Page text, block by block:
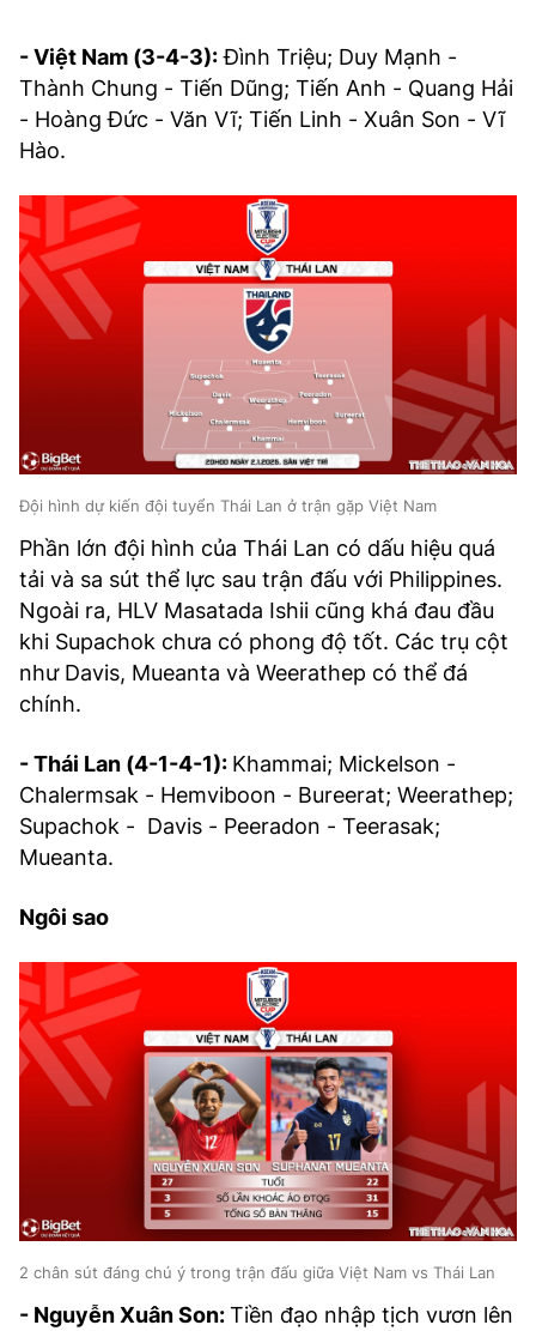
- Việt Nam (3-4-3):Đình Triệu; Duy Mạnh -
Thành Chung - Tiến Dũng; Tiến Anh - Quang Hải
- Hoàng Đức - Văn Vĩ; Tiến Linh - Xuân Son - Vĩ
Hào.
Đội hình dự kiến đội tuyển Thái Lan ở trận gặp Việt Nam
Phần lớn đội hình của Thái Lan có dấu hiệu quá
tải và sa sút thể lực sau trận đấu với Philippines.
Ngoài ra, HLV Masatada Ishii cũng khá đau đầu
khi Supachok chưa có phong độ tốt. Các trụ cột
như Davis, Mueanta và Weerathep có thể đá
chính.
- Thái Lan (4-1-4-1): Khammai; Mickelson -
Chalermsak - Hemviboon - Bureerat; Weerathep;
Supachok - Davis - Peeradon - Teerasak;
Mueanta.
Ngôi sao
2 chân sút đáng chú ý trong trận đấu giữa Việt Nam vs Thái Lan
- Nguyễn Xuân Son:Tiền đạo nhập tịch vươn lên